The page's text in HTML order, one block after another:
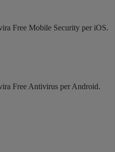
Free Mobile Security per iOS.
Free Antivirus per Android.